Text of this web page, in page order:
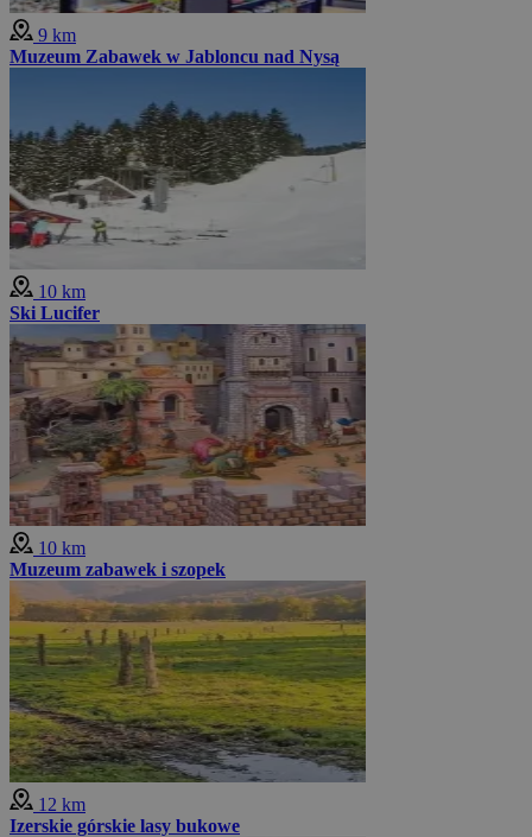
9 km
Muzeum Zabawek w Jabloncu nad Nysą
10 km
Ski Lucifer
10 km
Muzeum zabawek i szopek
12 km
Izerskie górskie lasy bukowe